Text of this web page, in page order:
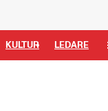
KULTUR LEDARE